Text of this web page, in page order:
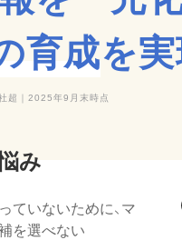
育成を
超｜2025年9月末時点
ていないために、マ
を選べない